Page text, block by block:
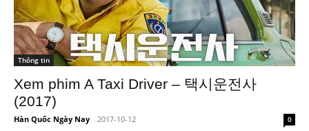
Thông tin
Xem phim A Taxi Driver – 택시운전사
(2017)
Hàn Quốc Ngày Nay - 2017-10-12 0